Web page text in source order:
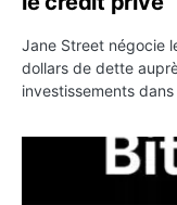
Jane Street négocie
dollars de dette
investissements dans
Bitcoin stagne à